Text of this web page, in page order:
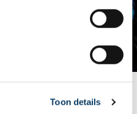
Toon details